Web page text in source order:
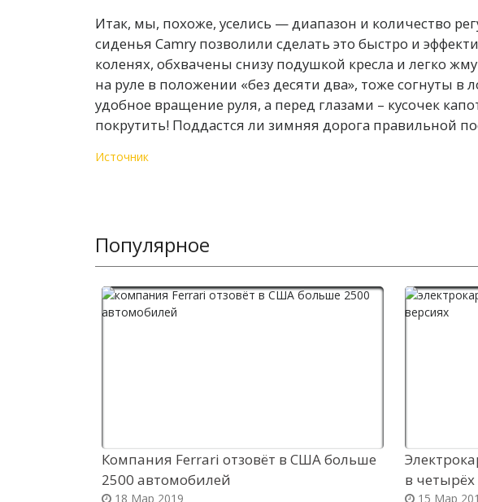
Итак, мы, похоже, уселись — диапазон и количество
сиденья Camry позволили сделать это быстро и
коленях, обхвачены снизу подушкой кресла и легко
на руле в положении «без десяти два», тоже согнуты в
удобное вращение руля, а перед глазами – кусочек
покрутить! Поддастся ли зимняя дорога правильной
Источник
Популярное
Компания Ferrari отзовёт в США больше
2500 автомобилей
18 Мар 2019
в
15 Мар